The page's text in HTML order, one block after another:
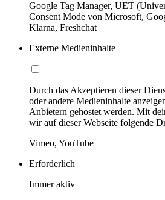
Google Tag Manager, UET
Consent Mode von Microsoft,
Klarna, Freshchat
Externe Medieninhalte
Durch das Akzeptieren dieser
oder andere Medieninhalte
Anbietern gehostet werden. Mit
wir auf dieser Webseite folgende
Vimeo, YouTube
Erforderlich
Immer aktiv